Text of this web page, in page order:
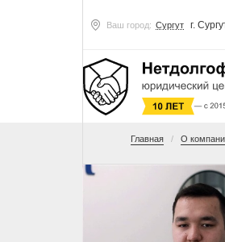
Ваш город: Сургут г.
Главная О